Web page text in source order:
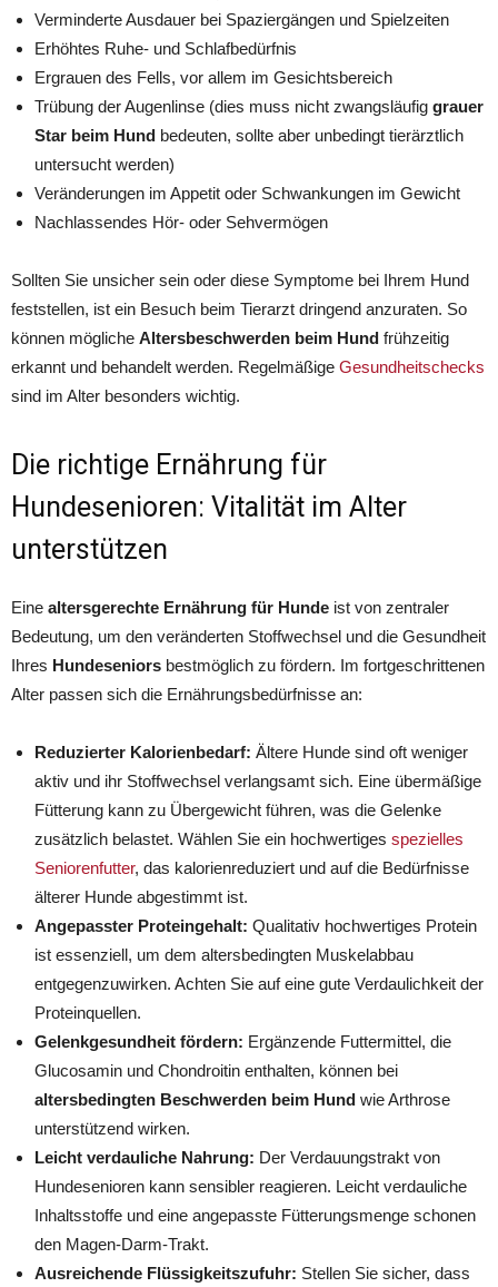
Verminderte Ausdauer bei Spaziergängen und Spielzeiten
Erhöhtes Ruhe- und Schlafbedürfnis
Ergrauen des Fells, vor allem im Gesichtsbereich
Trübung der Augenlinse (dies muss nicht zwangsläufig grauer
Star beim Hund bedeuten, sollte aber unbedingt tierärztlich
untersucht werden)
Veränderungen im Appetit oder Schwankungen im Gewicht
Nachlassendes Hör- oder Sehvermögen
Sollten Sie unsicher sein oder diese Symptome bei Ihrem Hund
feststellen, ist ein Besuch beim Tierarzt dringend anzuraten. So
können mögliche Altersbeschwerden beim Hund frühzeitig
erkannt und behandelt werden. Regelmäßige Gesundheitschecks
sind im Alter besonders wichtig.
Die richtige Ernährung für
Hundesenioren: Vitalität im Alter
unterstützen
Eine altersgerechte Ernährung für Hunde ist von zentraler
Bedeutung, um den veränderten Stoffwechsel und die Gesundheit
Ihres Hundeseniors bestmöglich zu fördern. Im fortgeschrittenen
Alter passen sich die Ernährungsbedürfnisse an:
Reduzierter Kalorienbedarf: Ältere Hunde sind oft weniger
aktiv und ihr Stoffwechsel verlangsamt sich. Eine übermäßige
Fütterung kann zu Übergewicht führen, was die Gelenke
zusätzlich belastet. Wählen Sie ein hochwertiges spezielles
Seniorenfutter, das kalorienreduziert und auf die Bedürfnisse
älterer Hunde abgestimmt ist.
Angepasster Proteingehalt: Qualitativ hochwertiges Protein
ist essenziell, um dem altersbedingten Muskelabbau
entgegenzuwirken. Achten Sie auf eine gute Verdaulichkeit der
Proteinquellen.
Gelenkgesundheit fördern: Ergänzende Futtermittel, die
Glucosamin und Chondroitin enthalten, können bei
altersbedingten Beschwerden beim Hund wie Arthrose
unterstützend wirken.
Leicht verdauliche Nahrung: Der Verdauungstrakt von
Hundesenioren kann sensibler reagieren. Leicht verdauliche
Inhaltsstoffe und eine angepasste Fütterungsmenge schonen
den Magen-Darm-Trakt.
Ausreichende Flüssigkeitszufuhr: Stellen Sie sicher, dass